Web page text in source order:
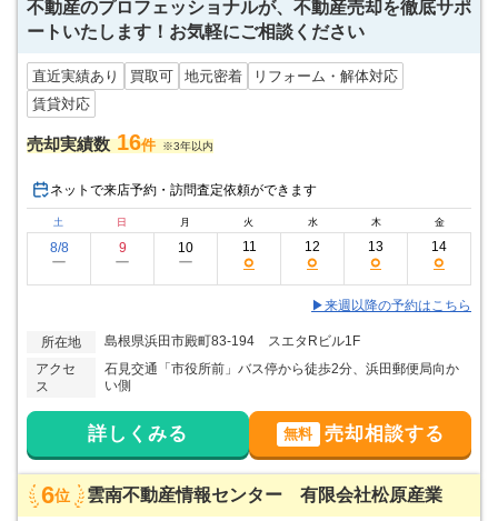
不動産のプロフェッショナルが、不動産売却を徹底サポ
ートいたします！お気軽にご相談ください
直近実績あり 買取可 地元密着
リフォーム・解体対応
賃貸対応
売却実績数 16件 ※3年以内
ネットで来店予約・訪問査定依頼ができます
土 日 月 火 水 木 金
8/8
ー
9
ー
10
ー
11
○
12
○
13
○
14
○
▶来週以降の予約はこちら
所在地
島根県浜田市殿町83-194 スエタRビル1F
アクセ
ス
石見交通「市役所前」バス停から徒歩2分、浜田郵便局向か
い側
詳しくみる 無料 売却相談する
6位 雲南不動産情報センター 有限会社松原産業